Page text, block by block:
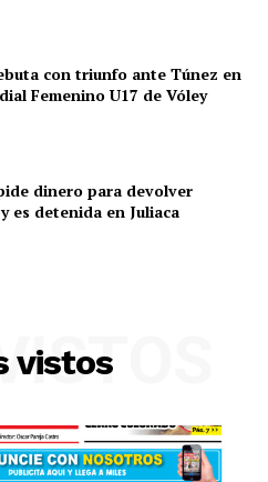
con triunfo ante Túnez en
Femenino U17 de Vóley
dinero para devolver
es detenida en Juliaca
vistos